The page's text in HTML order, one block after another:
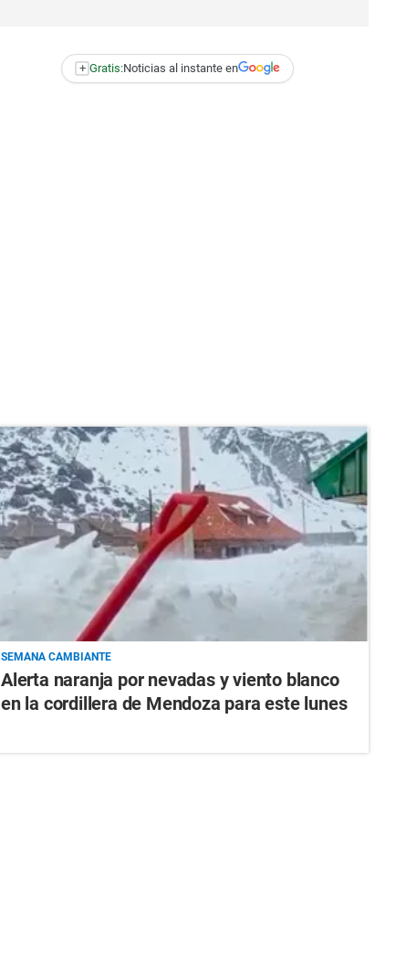
+ Gratis:Noticias al instante en
SEMANA CAMBIANTE
Alerta naranja por nevadas y viento blanco
en la cordillera de Mendoza para este lunes